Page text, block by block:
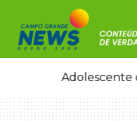
Adolescente